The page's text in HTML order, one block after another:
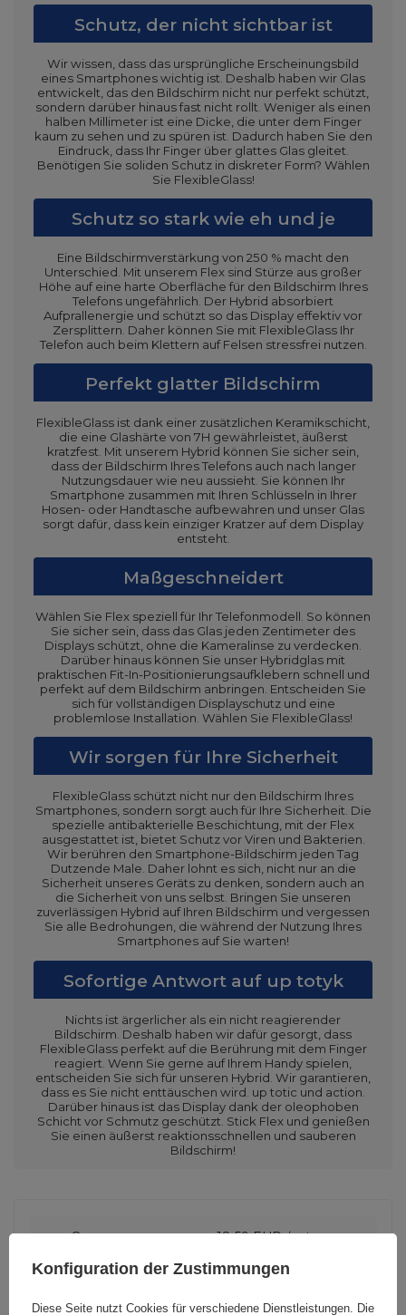
Schutz, der nicht sichtbar ist
Wir wissen, dass das ursprüngliche Erscheinungsbild
eines Smartphones wichtig ist. Deshalb haben wir Glas
entwickelt, das den Bildschirm nicht nur perfekt schützt,
sondern darüber hinaus fast nicht rollt. Weniger als einen
halben Millimeter ist eine Dicke, die unter dem Finger
kaum zu sehen und zu spüren ist. Dadurch haben Sie den
Eindruck, dass Ihr Finger über glattes Glas gleitet.
Benötigen Sie soliden Schutz in diskreter Form? Wählen
Sie FlexibleGlass!
Schutz so stark wie eh und je
Eine Bildschirmverstärkung von 250 % macht den
Unterschied. Mit unserem Flex sind Stürze aus großer
Höhe auf eine harte Oberfläche für den Bildschirm Ihres
Telefons ungefährlich. Der Hybrid absorbiert
Aufprallenergie und schützt so das Display effektiv vor
Zersplittern. Daher können Sie mit FlexibleGlass Ihr
Telefon auch beim Klettern auf Felsen stressfrei nutzen.
Perfekt glatter Bildschirm
FlexibleGlass ist dank einer zusätzlichen Keramikschicht,
die eine Glashärte von 7H gewährleistet, äußerst
kratzfest. Mit unserem Hybrid können Sie sicher sein,
dass der Bildschirm Ihres Telefons auch nach langer
Nutzungsdauer wie neu aussieht. Sie können Ihr
Smartphone zusammen mit Ihren Schlüsseln in Ihrer
Hosen- oder Handtasche aufbewahren und unser Glas
sorgt dafür, dass kein einziger Kratzer auf dem Display
entsteht.
Maßgeschneidert
Wählen Sie Flex speziell für Ihr Telefonmodell. So können
Sie sicher sein, dass das Glas jeden Zentimeter des
Displays schützt, ohne die Kameralinse zu verdecken.
Darüber hinaus können Sie unser Hybridglas mit
praktischen Fit-In-Positionierungsaufklebern schnell und
perfekt auf dem Bildschirm anbringen. Entscheiden Sie
sich für vollständigen Displayschutz und eine
problemlose Installation. Wählen Sie FlexibleGlass!
Wir sorgen für Ihre Sicherheit
FlexibleGlass schützt nicht nur den Bildschirm Ihres
Smartphones, sondern sorgt auch für Ihre Sicherheit. Die
spezielle antibakterielle Beschichtung, mit der Flex
ausgestattet ist, bietet Schutz vor Viren und Bakterien.
Wir berühren den Smartphone-Bildschirm jeden Tag
Dutzende Male. Daher lohnt es sich, nicht nur an die
Sicherheit unseres Geräts zu denken, sondern auch an
die Sicherheit von uns selbst. Bringen Sie unseren
zuverlässigen Hybrid auf Ihren Bildschirm und vergessen
Sie alle Bedrohungen, die während der Nutzung Ihres
Smartphones auf Sie warten!
Sofortige Antwort auf up totyk
Nichts ist ärgerlicher als ein nicht reagierender
Bildschirm. Deshalb haben wir dafür gesorgt, dass
FlexibleGlass perfekt auf die Berührung mit dem Finger
reagiert. Wenn Sie gerne auf Ihrem Handy spielen,
entscheiden Sie sich für unseren Hybrid. Wir garantieren,
dass es Sie nicht enttäuschen wird. up totic und action.
Darüber hinaus ist das Display dank der oleophoben
Schicht vor Schmutz geschützt. Stick Flex und genießen
Sie einen äußerst reaktionsschnellen und sauberen
Bildschirm!
Cena sugerowana 18,59 EUR / Stk
Konfiguration der Zustimmungen
Diese Seite nutzt Cookies für verschiedene Dienstleistungen. Die